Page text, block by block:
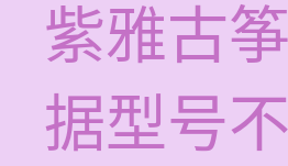
紫雅古
据型号